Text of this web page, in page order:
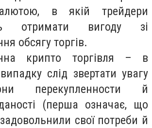
в якій трейдери
отримати вигоду зі
обсягу торгів.
крипто торгівля – в
слід звертати увагу
перекупленности й
(перша означає, що
свої потреби й